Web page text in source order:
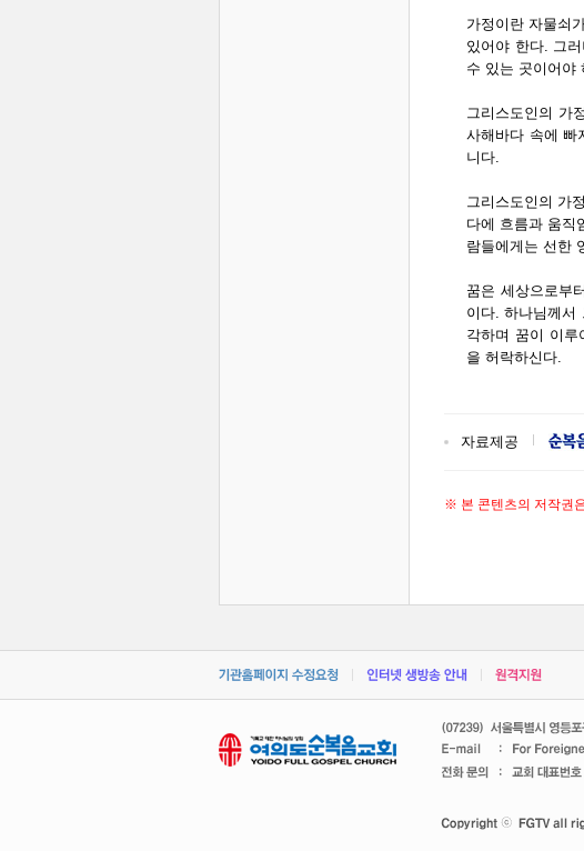
가정이란 자물쇠
있어야 한다. 그
수 있는 곳이어야
그리스도인의 가
사해바다 속에 빠
니다.
그리스도인의 가
다에 흐름과 움직
람들에게는 선한
꿈은 세상으로부
이다. 하나님께서
각하며 꿈이 이루
을 허락하신다.
자료제공
※ 본 콘텐츠의 저작권